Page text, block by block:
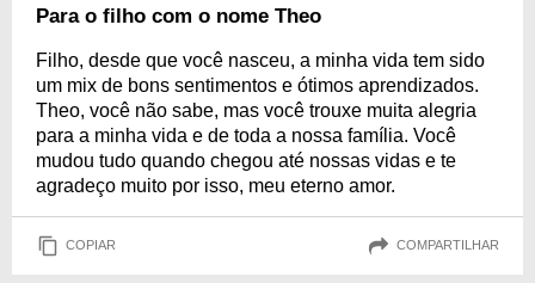
Para o filho com o nome Theo
Filho, desde que você nasceu, a minha vida tem sido
um mix de bons sentimentos e ótimos aprendizados.
Theo, você não sabe, mas você trouxe muita alegria
para a minha vida e de toda a nossa família. Você
mudou tudo quando chegou até nossas vidas e te
agradeço muito por isso, meu eterno amor.
COPIAR COMPARTILHAR